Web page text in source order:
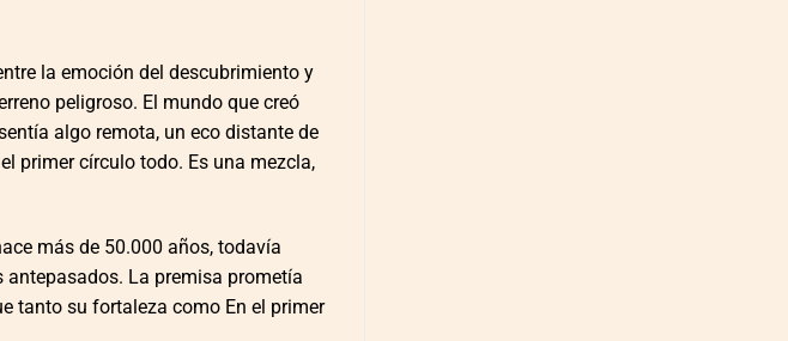
la emoción del descubrimiento y
peligroso. El mundo que creó
algo remota, un eco distante de
primer círculo todo. Es una mezcla,
más de 50.000 años, todavía
La premisa prometía
tanto su fortaleza como En el primer